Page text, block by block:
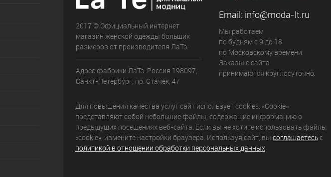
2017 © Официальный интернет
магазин женской одежды больших
размеров от производителя ЛаТэ.
Адрес фабрики ЛаТэ: Россия 198097,
Санкт-Петербург, пр. Стачек, 47
Email: info@moda-lt.ru
Мы работаем
по будням с 9 до 18
по Московскому времени.
Заказы с сайта
принимаются круглосуточно.
Для повышения качества услуг сайт использует cookies. «Cookie»
представляют собой небольшие файлы, содержащие информацию о
предыдущих посещениях веб-сайта. Если вы не хотите использовать файлы
«cookie», измените настройки браузера. Используя сайт, вы соглашаетесьс
политикой в отношении обработки персональных данных